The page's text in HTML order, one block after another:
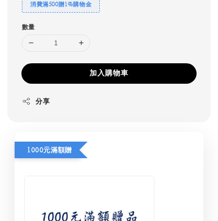
消費滿500贈1%購物金
數量
加入購物車
分享
1000元滿額贈